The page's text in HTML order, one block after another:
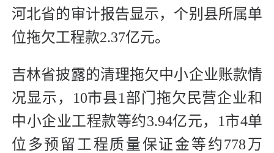
河北省的审计报告显示，个别县所属单
位拖欠工程款2.37亿元。
吉林省披露的清理拖欠中小企业账款情
况显示，10市县1部门拖欠民营企业和
中小企业工程款等约3.94亿元，1市4单
位多预留工程质量保证金等约778万